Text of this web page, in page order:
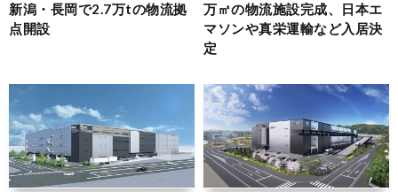
新潟・長岡で2.7万tの物流拠
点開設
万㎡の物流施設完成、日本エ
マソンや真栄運輸など入居決
定